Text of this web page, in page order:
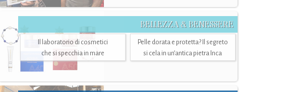
BELLEZZA & BENESSERE
Il laboratorio di cosmetici
che si specchia in mare
Pelle dorata e protetta? Il segreto
si cela in un’antica pietra Inca